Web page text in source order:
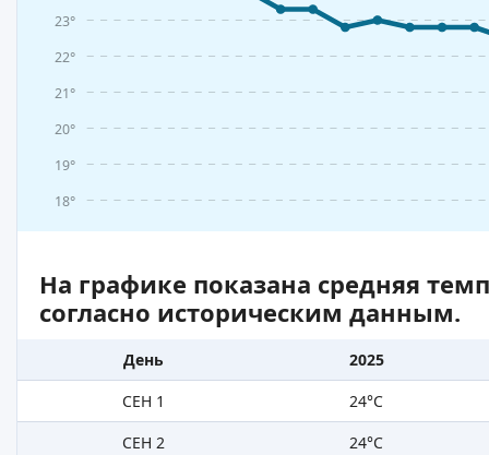
18°
19°
20°
21°
22°
23°
На графике показана средняя
согласно историческим данным.
День
2025
СЕН 1
24°C
СЕН 2
24°C